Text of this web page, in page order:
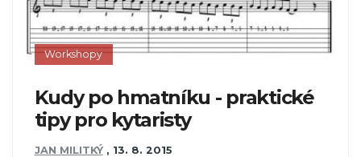
Workshopy
Kudy po hmatníku - praktické
tipy pro kytaristy
JAN MILITKÝ , 13. 8. 2015